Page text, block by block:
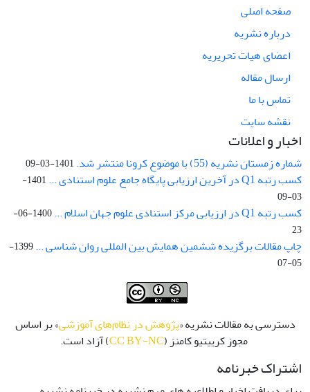
صفحه اصلی
درباره نشریه
اعضای هیات تحریریه
ارسال مقاله
تماس با ما
نقشه سایت
اخبار و اعلانات
شماره زمستان نشریه (55) با موضوع کرونا منتشر شد. 1401-03-09
کسب رتبه Q1 در آخرین ارزیابی پایگاه جامع علوم استنادی ...
1401-
03-09
کسب رتبه Q1 در ارزیابی مرکز استنادی علوم جهان اسلام ...
1400-06-
23
چاپ مقالات برگزیده ششمین همایش بین المللی روان شناسی ...
1399-
05-07
دسترسی به مقالات نشریه «پژوهش در نظام‌های آموزشی» بر اساس
مجوز کرییتیو کامنز (CC BY-NC) آزاد است.
اشتراک خبرنامه